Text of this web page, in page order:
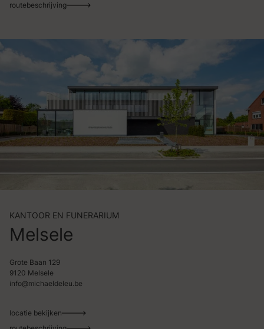
routebeschrijving
KANTOOR EN FUNERARIUM
Melsele
Grote Baan 129
9120 Melsele
info@michaeldeleu.be
locatie bekijken